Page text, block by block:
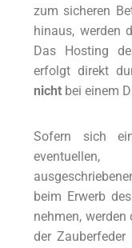
zum sicheren
hinaus, werden
Das Hosting
erfolgt direkt
nicht bei einem
Sofern sich
beim Erwerb
nehmen,
der Zauberfeder